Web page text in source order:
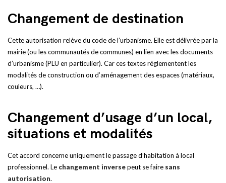
Changement de destination
Cette autorisation relève du code de l’urbanisme. Elle est délivrée par la
mairie (ou les communautés de communes) en lien avec les documents
d’urbanisme (PLU en particulier). Car ces textes réglementent les
modalités de construction ou d’aménagement des espaces (matériaux,
couleurs, …).
Changement d’usage d’un local,
situations et modalités
Cet accord concerne uniquement le passage d’habitation à local
professionnel. Le changement inversepeut se faire sans
autorisation.